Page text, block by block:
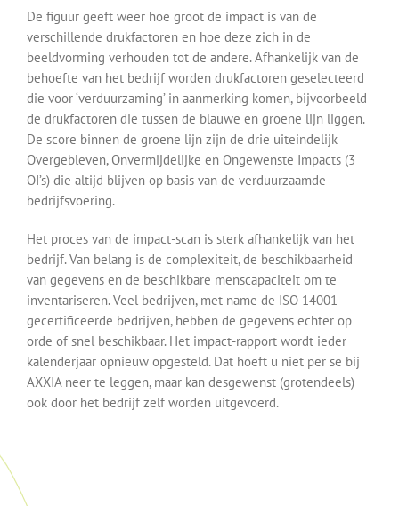
De figuur geeft weer hoe groot de impact is van de
verschillende drukfactoren en hoe deze zich in de
beeldvorming verhouden tot de andere. Afhankelijk van de
behoefte van het bedrijf worden drukfactoren geselecteerd
die voor ‘verduurzaming’ in aanmerking komen, bijvoorbeeld
de drukfactoren die tussen de blauwe en groene lijn liggen.
De score binnen de groene lijn zijn de drie uiteindelijk
Overgebleven, Onvermijdelijke en Ongewenste Impacts (3
OI’s) die altijd blijven op basis van de verduurzaamde
bedrijfsvoering.
Het proces van de impact-scan is sterk afhankelijk van het
bedrijf. Van belang is de complexiteit, de beschikbaarheid
van gegevens en de beschikbare menscapaciteit om te
inventariseren. Veel bedrijven, met name de ISO 14001-
gecertificeerde bedrijven, hebben de gegevens echter op
orde of snel beschikbaar. Het impact-rapport wordt ieder
kalenderjaar opnieuw opgesteld. Dat hoeft u niet per se bij
AXXIA neer te leggen, maar kan desgewenst (grotendeels)
ook door het bedrijf zelf worden uitgevoerd.